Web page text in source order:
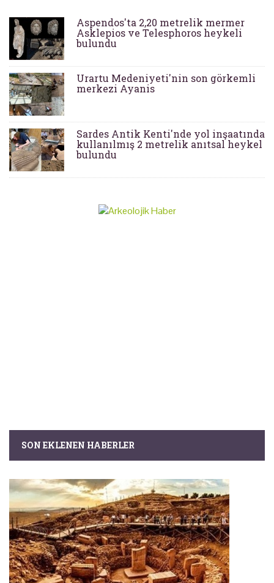
Aspendos'ta 2,20 metrelik mermer
Asklepios ve Telesphoros heykeli
bulundu
Urartu Medeniyeti'nin son görkemli
merkezi Ayanis
Sardes Antik Kenti'nde yol inşaatında
kullanılmış 2 metrelik anıtsal heykel
bulundu
SON EKLENEN HABERLER